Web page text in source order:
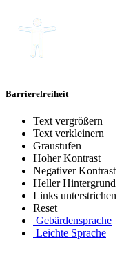
Barrierefreiheit
Text vergrößern
Text verkleinern
Graustufen
Hoher Kontrast
Negativer Kontrast
Heller Hintergrund
Links unterstrichen
Reset
Gebärdensprache
Leichte Sprache